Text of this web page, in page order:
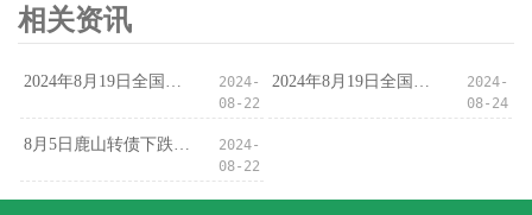
相关资讯
2024年8月19日全国主要批发市场核桃价格行情
2024-
08-22
2024年8月19日全国主要批发市场桂七价格行情
2024-
08-24
8月5日鹿山转债下跌0.89%，转股溢价率6.1%
2024-
08-22